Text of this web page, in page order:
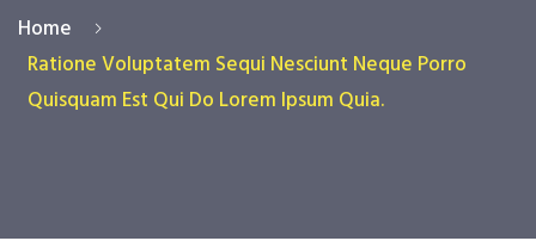
Home
Ratione Voluptatem Sequi Nesciunt Neque Porro
Quisquam Est Qui Do Lorem Ipsum Quia.